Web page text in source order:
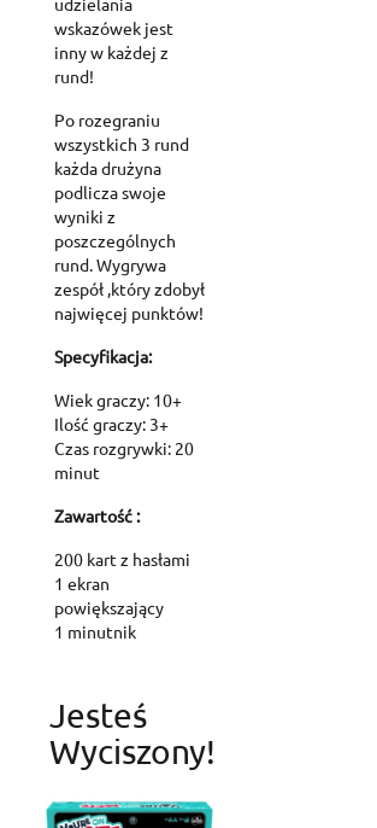
wskazówek jest
inny w każdej z
rund!
Po rozegraniu
wszystkich 3 rund
każda drużyna
podlicza swoje
wyniki z
poszczególnych
rund. Wygrywa
zespół ,który zdobył
najwięcej punktów!
Specyfikacja:
Wiek graczy: 10+
Ilość graczy: 3+
Czas rozgrywki: 20
minut
Zawartość :
200 kart z hasłami
1 ekran
powiększający
1 minutnik
Jesteś
Wyciszony!